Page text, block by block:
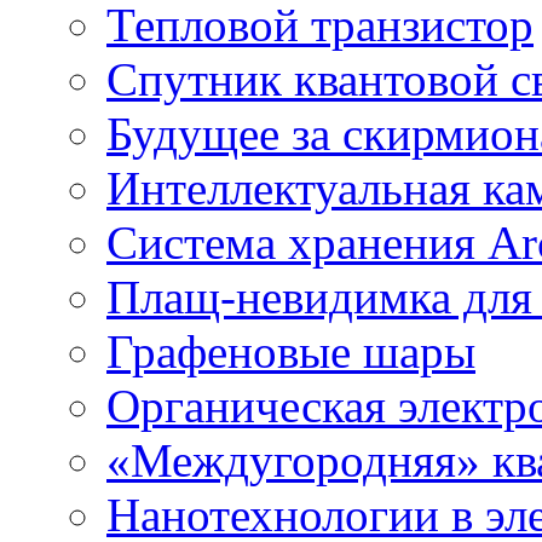
Тепловой транзистор
Спутник квантовой
Будущее за
Интеллектуальная
Система хранения
Плащ-невидимка
Графеновые шары
Органическая
«Междугородняя»
Нанотехнологии в